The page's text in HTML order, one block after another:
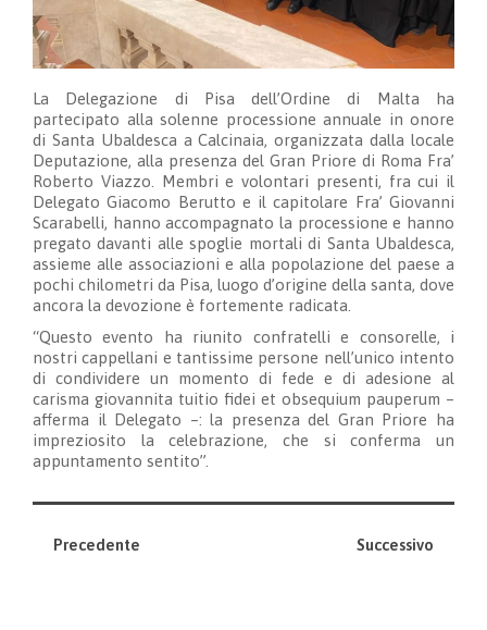
La Delegazione di Pisa dell’Ordine di Malta ha
partecipato alla solenne processione annuale in onore
di Santa Ubaldesca a Calcinaia, organizzata dalla locale
Deputazione, alla presenza del Gran Priore di Roma Fra’
Roberto Viazzo. Membri e volontari presenti, fra cui il
Delegato Giacomo Berutto e il capitolare Fra’ Giovanni
Scarabelli, hanno accompagnato la processione e hanno
pregato davanti alle spoglie mortali di Santa Ubaldesca,
assieme alle associazioni e alla popolazione del paese a
pochi chilometri da Pisa, luogo d’origine della santa, dove
ancora la devozione è fortemente radicata.
“Questo evento ha riunito confratelli e consorelle, i
nostri cappellani e tantissime persone nell’unico intento
di condividere un momento di fede e di adesione al
carisma giovannita tuitio fidei et obsequium pauperum –
afferma il Delegato –: la presenza del Gran Priore ha
impreziosito la celebrazione, che si conferma un
appuntamento sentito”.
Precedente Successivo